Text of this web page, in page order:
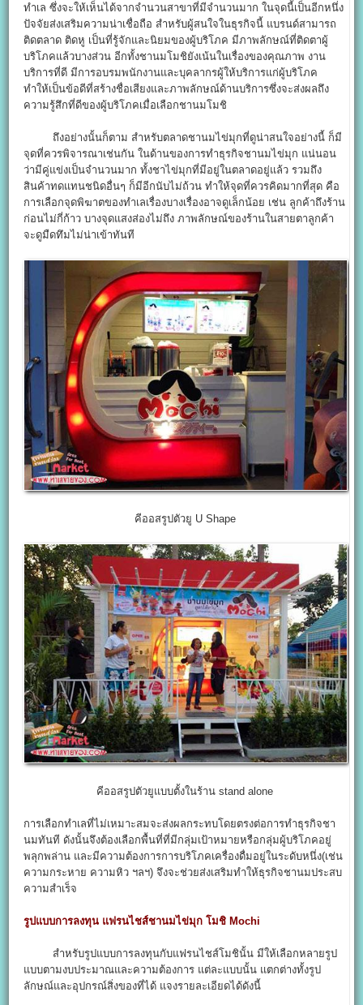
ทำเล ซึ่งจะให้เห็นได้จากจำนวนสาขาที่มีจำนวนมาก ในจุดนี้เป็นอีกหนึ่ง
ปัจจัยส่งเสริมความน่าเชื่อถือ สำหรับผู้สนใจในธุรกิจนี้ แบรนด์สามารถ
ติดตลาด ติดหู เป็นที่รู้จักและนิยมของผู้บริโภค มีภาพลักษณ์ที่ติดตาผู้
บริโภคแล้วบางส่วน อีกทั้งชานมโมชิยังเน้นในเรื่องของคุณภาพ งาน
บริการที่ดี มีการอบรมพนักงานและบุคลากรผู้ให้บริการแก่ผู้บริโภค
ทำให้เป็นข้อดีที่สร้างชื่อเสียงและภาพลักษณ์ด้านบริการซึ่งจะส่งผลถึง
ความรู้สึกที่ดีของผู้บริโภคเมื่อเลือกชานมโมชิ
ถึงอย่างนั้นก็ตาม สำหรับตลาดชานมไข่มุกที่ดูน่าสนใจอย่างนี้ ก็มี
จุดที่ควรพิจารณาเช่นกัน ในด้านของการทำธุรกิจชานมไข่มุก แน่นอน
ว่ามีคู่แข่งเป็นจำนวนมาก ทั้งชาไข่มุกที่มีอยู่ในตลาดอยู่แล้ว รวมถึง
สินค้าทดแทนชนิดอื่นๆ ก็มีอีกนับไม่ถ้วน ทำให้จุดที่ควรคิดมากที่สุด คือ
การเลือกจุดพิฆาตของทำเลเรื่องบางเรื่องอาจดูเล็กน้อย เช่น ลูกค้าถึงร้าน
ก่อนไม่กี่ก้าว บางจุดแสงส่องไม่ถึง ภาพลักษณ์ของร้านในสายตาลูกค้า
จะดูมืดทึมไม่น่าเข้าทันที
คีออสรูปตัวยู U Shape
คีออสรูปตัวยูแบบตั้งในร้าน stand alone
การเลือกทำเลที่ไม่เหมาะสมจะส่งผลกระทบโดยตรงต่อการทำธุรกิจชา
นมทันที ดังนั้นจึงต้องเลือกพื้นที่ที่มีกลุ่มเป้าหมายหรือกลุ่มผู้บริโภคอยู่
พลุกพล่าน และมีความต้องการการบริโภคเครื่องดื่มอยู่ในระดับหนึ่ง(เช่น
ความกระหาย ความหิว ฯลฯ) จึงจะช่วยส่งเสริมทำให้ธุรกิจชานมประสบ
ความสำเร็จ
รูปแบบการลงทุน แฟรนไชส์ชานมไข่มุก โมชิ Mochi
สำหรับรูปแบบการลงทุนกับแฟรนไชส์โมชินั้น มีให้เลือกหลายรูป
แบบตามงบประมาณและความต้องการ แต่ละแบบนั้น แตกต่างทั้งรูป
ลักษณ์และอุปกรณ์สิ่งของที่ได้ แจงรายละเอียดได้ดังนี้